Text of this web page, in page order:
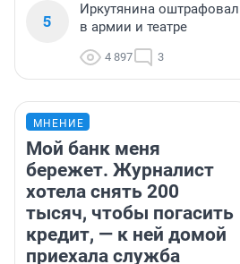
5
Иркутянина
в армии и театре
4 897 3
МНЕНИЕ
Мой банк меня
бережет. Журналист
хотела снять 200
тысяч, чтобы погасить
кредит, — к ней домой
приехала служба